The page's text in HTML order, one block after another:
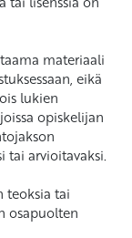
materiaali
eikä
lukien
opiskelijan
tai arvioitavaksi.
teoksia tai
osapuolten